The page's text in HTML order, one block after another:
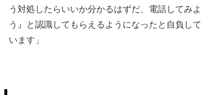
う対処したらいいか分かるはずだ、電話してみよ
う』と認識してもらえるようになったと自負して
います」